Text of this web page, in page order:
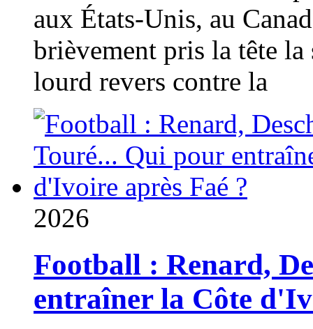
aux États-Unis, au
brièvement pris la tête
lourd revers contre la
2026
Football : Renard,
entraîner la Côte